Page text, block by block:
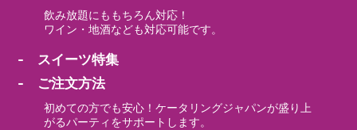
飲み放題にももちろん対応！
ワイン・地酒なども対応可能です。
- スイーツ特集
- ご注文方法
初めての方でも安心！ケータリングジャパンが盛り上
がるパーティをサポートします。